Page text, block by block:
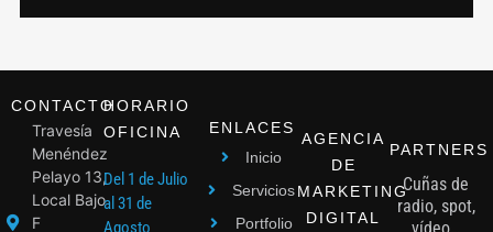
CONTACTO
Travesía
Menéndez
Pelayo 13,
Local Bajo
F
HORARIO
OFICINA
Del 1 de Julio
al 31 de
Agosto
ENLACES
Inicio
Servicios
Portfolio
AGENCIA
DE
MARKETING
DIGITAL
PARTNERS
Cuñas de
radio, spot,